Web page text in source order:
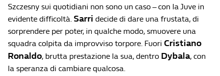
Szczesny sui quotidiani non sono un caso – con la Juve in
evidente difficoltà. Sarri decide di dare una frustata, di
sorprendere per poter, in qualche modo, smuovere una
squadra colpita da improvviso torpore. Fuori Cristiano
Ronaldo, brutta prestazione la sua, dentro Dybala, con
la speranza di cambiare qualcosa.